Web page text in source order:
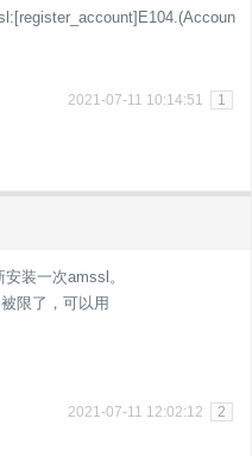
2021-07-11 10:14:51 1
装一次amssl。
限了，可以用
2021-07-11 12:02:12 2